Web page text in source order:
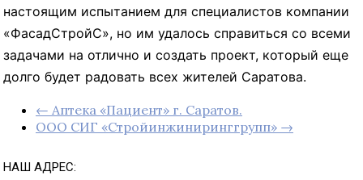
настоящим испытанием для специалистов компании
«ФасадСтройС», но им удалось справиться со всеми
задачами на отлично и создать проект, который еще
долго будет радовать всех жителей Саратова.
← Аптека «Пациент» г. Саратов.
ООО СИГ «Стройинжиниринггрупп» →
НАШ АДРЕС: